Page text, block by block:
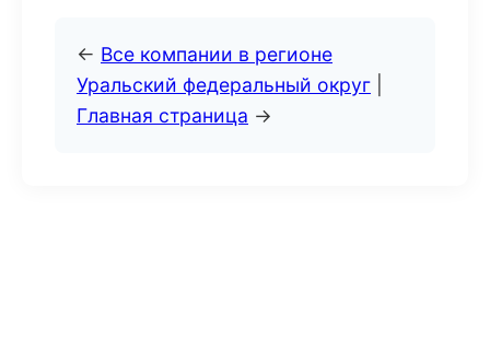
← Все компании в регионе
Уральский федеральный округ
Главная страница →